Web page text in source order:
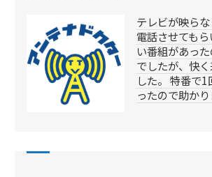
テレビが映ら
電話させても
い番組があっ
でしたが、快
した。 特番で
ったので助か